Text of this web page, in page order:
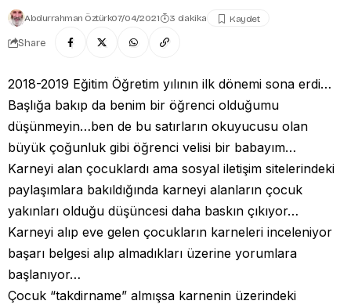
Abdurrahman Öztürk07/04/2021 3 dakika
Share
2018-2019 Eğitim Öğretim yılının ilk dönemi sona erdi…
Başlığa bakıp da benim bir öğrenci olduğumu
düşünmeyin…ben de bu satırların okuyucusu olan
büyük çoğunluk gibi öğrenci velisi bir babayım…
Karneyi alan çocuklardı ama sosyal iletişim sitelerindeki
paylaşımlara bakıldığında karneyi alanların çocuk
yakınları olduğu düşüncesi daha baskın çıkıyor…
Karneyi alıp eve gelen çocukların karneleri inceleniyor
başarı belgesi alıp almadıkları üzerine yorumlara
başlanıyor…
Çocuk “takdirname” almışsa karnenin üzerindeki